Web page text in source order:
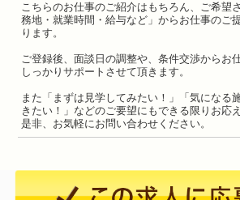
こちらのお仕事のご紹介はもちろん、ご希望
務地・就業時間・給与など」からお仕事のご
ります。
ご登録後、面談日の調整や、条件交渉からお
しっかりサポートさせて頂きます。
また「まずは見学してみたい！」「気になる
きたい！」などのご要望にもできる限りお応
是非、お気軽にお問い合わせください。